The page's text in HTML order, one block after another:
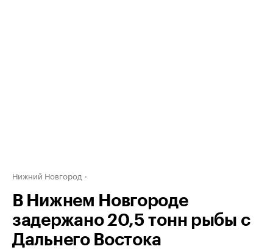
Нижний Новгород
В Нижнем Новгороде
задержано 20,5 тонн рыбы с
Дальнего Востока